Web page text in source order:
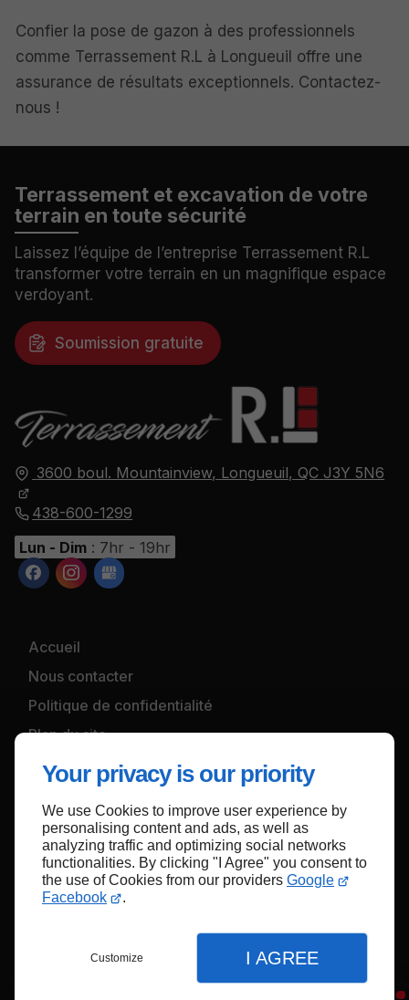
Your privacy is our priority
We use Cookies to improve user experience by
personalising content and ads, as well as
analyzing traffic and optimizing social networks
functionalities. By clicking "I Agree" you consent to
the use of Cookies from our providers Google
Facebook
.
Customize I AGREE
Confier la pose de gazon à des professionnels
comme Terrassement R.L à Longueuil offre une
assurance de résultats exceptionnels. Contactez-
nous !
3600 boul. Mountainview, Longueuil, QC J3Y 5N6
438-600-1299
Lun - Dim : 7hr - 19hr
Accueil
Nous contacter
Politique de confidentialité
Plan du site
Terrassement et excavation de votre
terrain en toute sécurité
Laissez l’équipe de l’entreprise Terrassement R.L
transformer votre terrain en un magnifique espace
verdoyant.
Soumission gratuite
Haut de page